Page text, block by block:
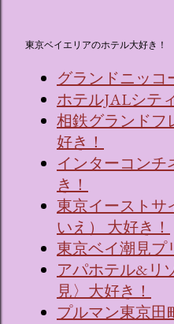
東京ベイエリアのホテル大好き！
グランドニッコ
ホテルJALシテ
相鉄グランドフ
好き！
インターコンチ
き！
東京イーストサ
いえ） 大好き！
東京ベイ潮見プ
アパホテル&リ
見〉大好き！
プルマン東京田